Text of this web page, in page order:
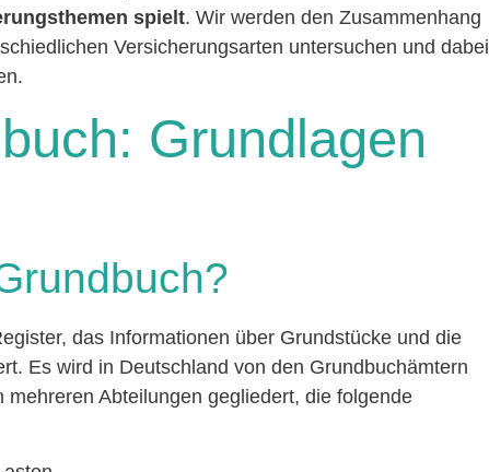
spielt. Wir werden den Zusammenhang
Versicherungsarten untersuchen und dabei
Grundlagen
das Informationen über Grundstücke und die
Es wird in Deutschland von den Grundbuchämtern
Abteilungen gegliedert, die folgende